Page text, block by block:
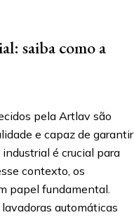
saiba como a
pela Artlav são
e capaz de garantir
é crucial para
contexto, os
papel fundamental.
automáticas